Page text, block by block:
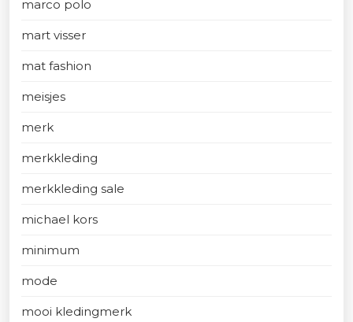
marco polo
mart visser
mat fashion
meisjes
merk
merkkleding
merkkleding sale
michael kors
minimum
mode
mooi kledingmerk